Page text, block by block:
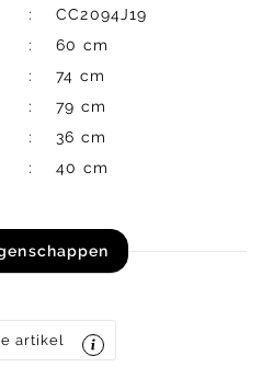
CC2094J19
60 cm
74 cm
79 cm
36 cm
40 cm
artikel